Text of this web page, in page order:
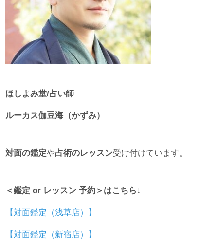
ほしよみ堂/占い師
ルーカス伽豆海（かずみ）
対面の鑑定や占術のレッスン受け付けています。
＜鑑定 or レッスン 予約＞はこちら↓
【対面鑑定（浅草店）】
【対面鑑定（新宿店）】